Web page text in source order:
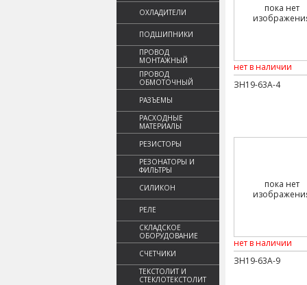
ОХЛАДИТЕЛИ
ПОДШИПНИКИ
ПРОВОД
МОНТАЖНЫЙ
ПРОВОД
ОБМОТОЧНЫЙ
РАЗЪЕМЫ
РАСХОДНЫЕ
МАТЕРИАЛЫ
РЕЗИСТОРЫ
РЕЗОНАТОРЫ И
ФИЛЬТРЫ
СИЛИКОН
РЕЛЕ
СКЛАДСКОЕ
ОБОРУДОВАНИЕ
СЧЕТЧИКИ
ТЕКСТОЛИТ И
СТЕКЛОТЕКСТОЛИТ
пока нет
нет в наличии
ЗН19-63А-4
пока нет
нет в наличии
ЗН19-63А-9